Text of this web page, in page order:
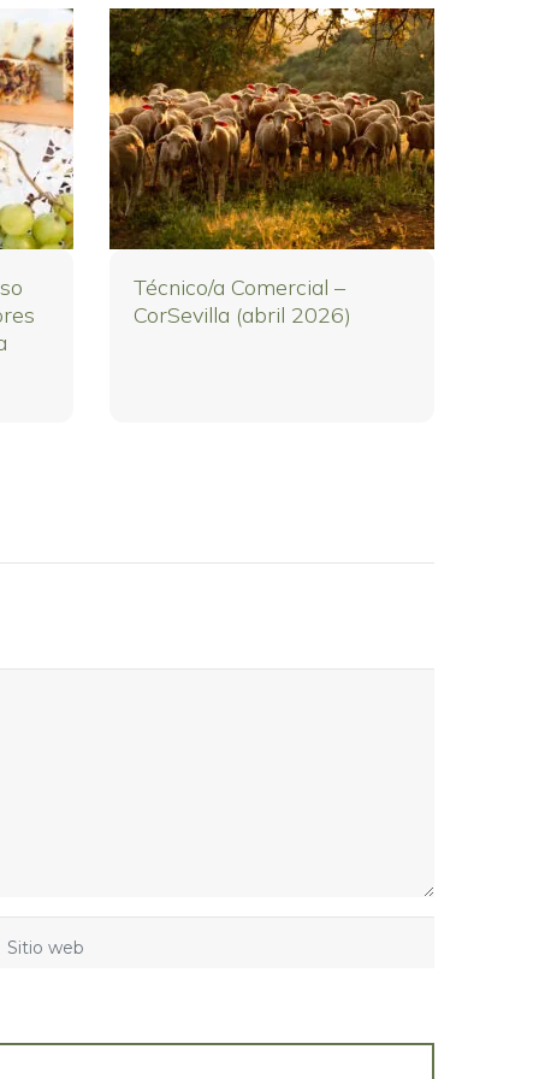
Técnico/a Comercial –
CorSevilla (abril 2026)